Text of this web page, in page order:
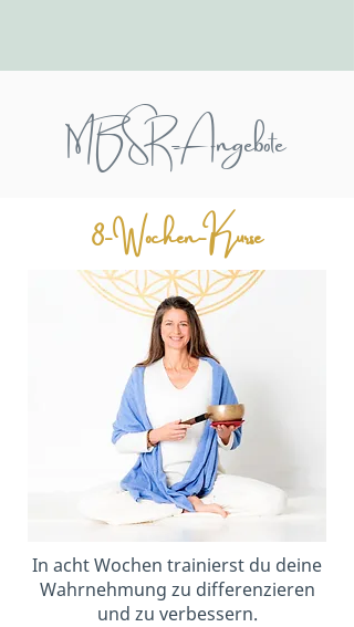
MBSR-Angebote
8-Wochen-Kurse
In acht Wochen trainierst du deine
Wahrnehmung zu differenzieren
und zu verbessern.